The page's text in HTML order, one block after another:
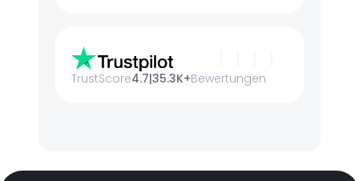
TrustScore4.7|35.3K+Bewertungen